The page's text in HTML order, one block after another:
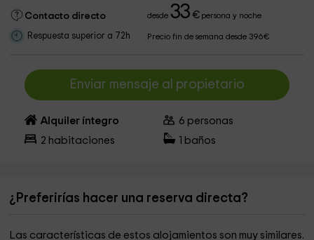
Contacto directo desde33 €persona y noche
Respuesta superior a 72h Precio fin de semana desde 396€
Enviar mensaje al propietario
Alquiler íntegro 6 personas
2 habitaciones baños
¿Preferirías hacer una reserva directa?
Las características de estos alojamientos son muy similares.